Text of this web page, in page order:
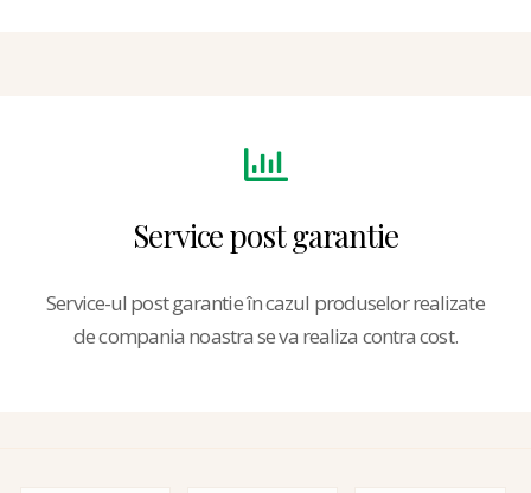
Service post garantie
Service-ul post garantie în cazul produselor realizate
de compania noastra se va realiza contra cost.